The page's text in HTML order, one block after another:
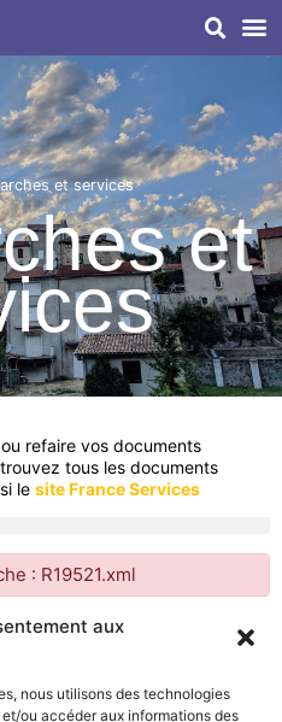
aux
nous utilisons des technologies
ou accéder aux informations des
et services
et
refaire vos documents
tous les documents
le site France Services
: R19521.xml
26310 Valdrôme | 04 75